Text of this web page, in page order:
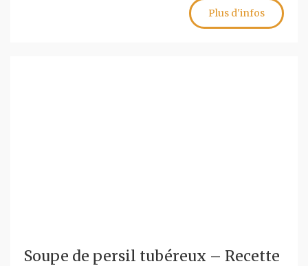
Plus d'infos
Soupe de persil tubéreux – Recette